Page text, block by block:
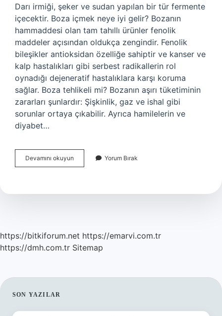
Darı irmiği, şeker ve sudan yapılan bir tür fermente
içecektir. Boza içmek neye iyi gelir? Bozanın
hammaddesi olan tam tahıllı ürünler fenolik
maddeler açısından oldukça zengindir. Fenolik
bileşikler antioksidan özelliğe sahiptir ve kanser ve
kalp hastalıkları gibi serbest radikallerin rol
oynadığı dejeneratif hastalıklara karşı koruma
sağlar. Boza tehlikeli mi? Bozanın aşırı tüketiminin
zararları şunlardır: Şişkinlik, gaz ve ishal gibi
sorunlar ortaya çıkabilir. Ayrıca hamilelerin ve
diyabet…
Devamını okuyun
Hastaları
Mi
Yorum Bırak
https://bitkiforum.net https://emarvi.com.tr
https://dmh.com.tr Sitemap
SIDEBAR
SON YAZILAR